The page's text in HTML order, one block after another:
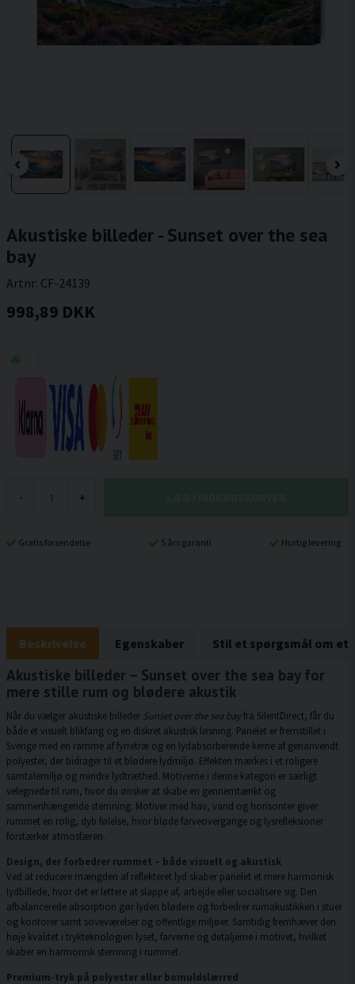
Akustiske billeder - Sunset over the sea
bay
Artnr: CF-24139
998,89 DKK
- +
Gratis forsendelse 5 års garanti Hurtig levering
Beskrivelse Egenskaber Stil et spørgsmål om et
Akustiske billeder – Sunset over the sea bay for
mere stille rum og blødere akustik
Når du vælger akustiske billeder Sunset over the sea bayfra SilentDirect, får du
både et visuelt blikfang og en diskret akustisk løsning. Panelet er fremstillet i
Sverige med en ramme af fyrretræ og en lydabsorberende kerne af genanvendt
polyester, der bidrager til et blødere lydmiljø. Effekten mærkes i et roligere
samtalemiljø og mindre lydtræthed. Motiverne i denne kategori er særligt
velegnede til rum, hvor du ønsker at skabe en gennemtænkt og
sammenhængende stemning. Motiver med hav, vand og horisonter giver
rummet en rolig, dyb følelse, hvor bløde farveovergange og lysrefleksioner
forstærker atmosfæren.
Design, der forbedrer rummet – både visuelt og akustisk
Ved at reducere mængden af reflekteret lyd skaber panelet et mere harmonisk
lydbillede, hvor det er lettere at slappe af, arbejde eller socialisere sig. Den
afbalancerede absorption gør lyden blødere og forbedrer rumakustikken i stuer
og kontorer samt soveværelser og offentlige miljøer. Samtidig fremhæver den
høje kvalitet i trykteknologien lyset, farverne og detaljerne i motivet, hvilket
skaber en harmonisk stemning i rummet.
Premium-tryk på polyester eller bomuldslærred